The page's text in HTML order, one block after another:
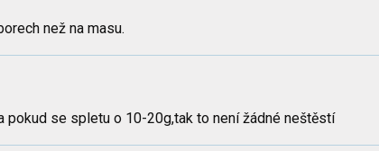
než na masu.
pokud se spletu o 10-20g,tak to není žádné neštěstí